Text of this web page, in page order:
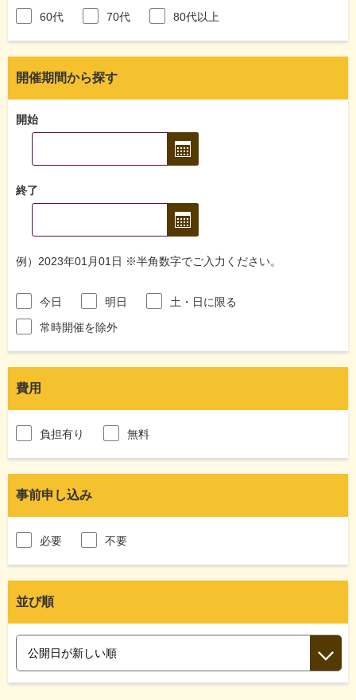
60代
70代 80代以上
開催期間から探す
開始
終了
例）2023年01月01日 ※半角数字でご入力ください。
今日 明日
土・日に限る
常時開催を除外
費用
負担有り 無料
事前申し込み
必要 不要
並び順